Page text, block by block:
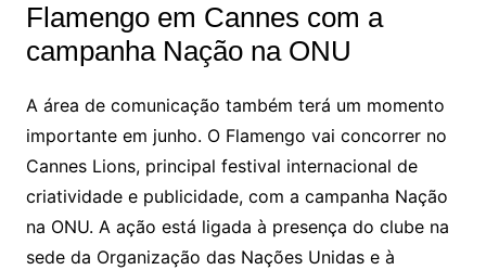
Flamengo em Cannes com a
campanha Nação na ONU
A área de comunicação também terá um momento
importante em junho. O Flamengo vai concorrer no
Cannes Lions, principal festival internacional de
criatividade e publicidade, com a campanha Nação
na ONU. A ação está ligada à presença do clube na
sede da Organização das Nações Unidas e à